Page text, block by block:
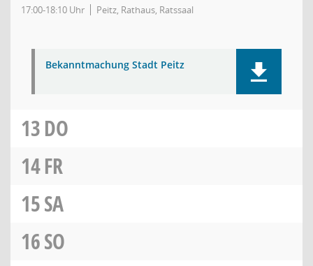
17:00-18:10 Uhr Peitz, Rathaus, Ratssaal
Bekanntmachung Stadt Peitz
13DO
14FR
15SA
16SO